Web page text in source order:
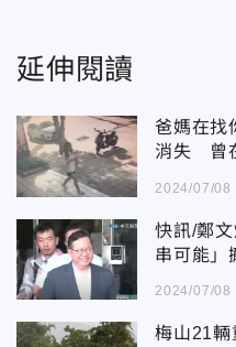
延伸閱讀
爸媽在找
消失 曾
2024/07/08
快訊/鄭
串可能
2024/07/08
梅山21輛